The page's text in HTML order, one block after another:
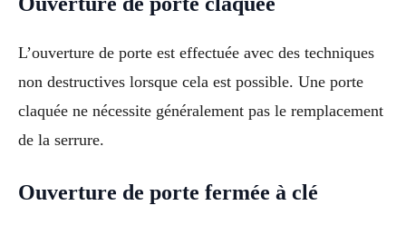
L’ouverture de porte est effectuée avec des techniques
non destructives lorsque cela est possible. Une porte
claquée ne nécessite généralement pas le remplacement
de la serrure.
Ouverture de porte fermée à clé